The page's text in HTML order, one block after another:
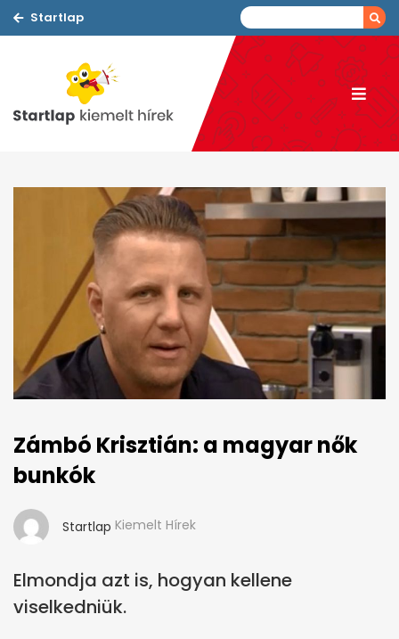
Startlap
Zámbó Krisztián: a magyar nők
bunkók
Startlap Kiemelt Hírek
Elmondja azt is, hogyan kellene
viselkedniük.